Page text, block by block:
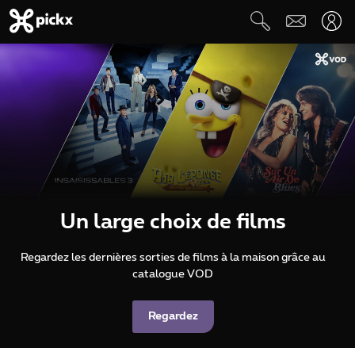
Un large choix de films
Regardez les dernières sorties de films à la maison grâce au
catalogue VOD
Regardez